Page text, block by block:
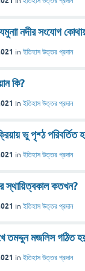
যমুনাা নদীর সংযোগ
in ইতিহাস উত্তর প্রদান
কি?
in ইতিহাস উত্তর প্রদান
ভু পৃশ্ঠ পরিবর্তিত
in ইতিহাস উত্তর প্রদান
স্থায়িত্বকাল কতখন?
in ইতিহাস উত্তর প্রদান
তমদ্দুন মজলিস গঠিত
in ইতিহাস উত্তর প্রদান